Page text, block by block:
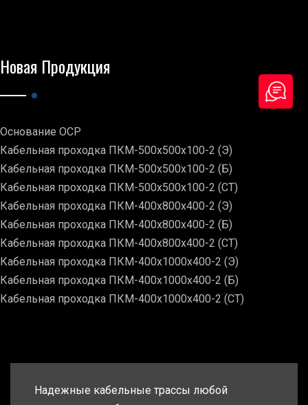
Новая Продукция
Основание ОСР
Кабельная проходка ПКМ-500х500х100-2 (Э)
Кабельная проходка ПКМ-500х500х100-2 (Б)
Кабельная проходка ПКМ-500х500х100-2 (СТ)
Кабельная проходка ПКМ-400х800х400-2 (Э)
Кабельная проходка ПКМ-400х800х400-2 (Б)
Кабельная проходка ПКМ-400х800х400-2 (СТ)
Кабельная проходка ПКМ-400х1000х400-2 (Э)
Кабельная проходка ПКМ-400х1000х400-2 (Б)
Кабельная проходка ПКМ-400х1000х400-2 (СТ)
Надежные кабельные трассы любой